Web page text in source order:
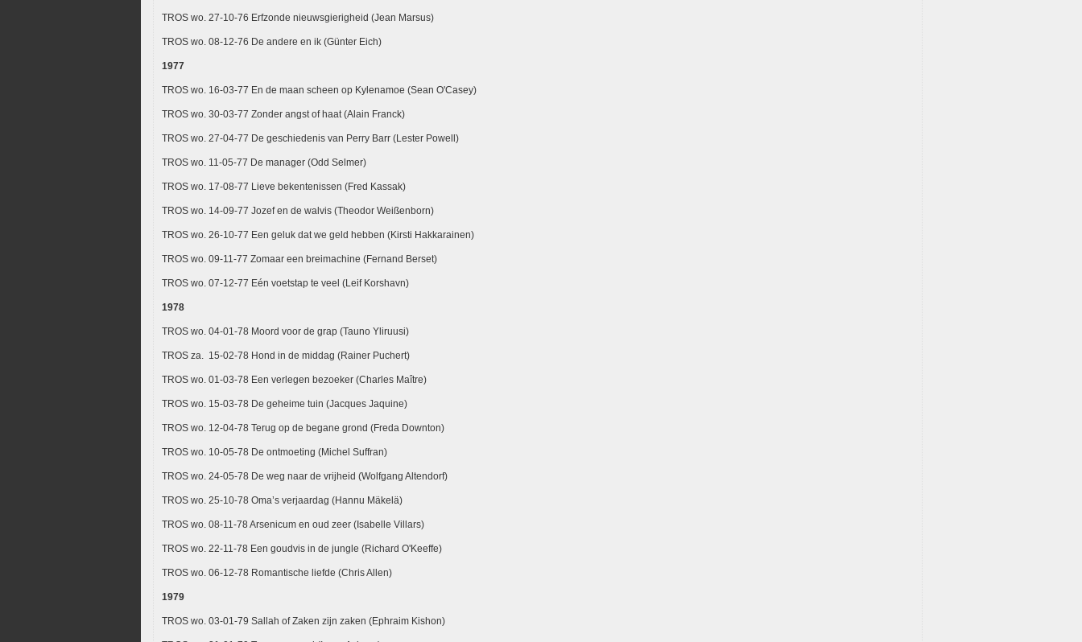
TROS wo. 27-10-76 Erfzonde nieuwsgierigheid (Jean Marsus)
TROS wo. 08-12-76 De andere en ik (Günter Eich)
1977
TROS wo. 16-03-77 En de maan scheen op Kylenamoe (Sean O'Casey)
TROS wo. 30-03-77 Zonder angst of haat (Alain Franck)
TROS wo. 27-04-77 De geschiedenis van Perry Barr (Lester Powell)
TROS wo. 11-05-77 De manager (Odd Selmer)
TROS wo. 17-08-77 Lieve bekentenissen (Fred Kassak)
TROS wo. 14-09-77 Jozef en de walvis (Theodor Weißenborn)
TROS wo. 26-10-77 Een geluk dat we geld hebben (Kirsti Hakkarainen)
TROS wo. 09-11-77 Zomaar een breimachine (Fernand Berset)
TROS wo. 07-12-77 Eén voetstap te veel (Leif Korshavn)
1978
TROS wo. 04-01-78 Moord voor de grap (Tauno Yliruusi)
TROS za. 15-02-78 Hond in de middag (Rainer Puchert)
TROS wo. 01-03-78 Een verlegen bezoeker (Charles Maître)
TROS wo. 15-03-78 De geheime tuin (Jacques Jaquine)
TROS wo. 12-04-78 Terug op de begane grond (Freda Downton)
TROS wo. 10-05-78 De ontmoeting (Michel Suffran)
TROS wo. 24-05-78 De weg naar de vrijheid (Wolfgang Altendorf)
TROS wo. 25-10-78 Oma’s verjaardag (Hannu Mäkelä)
TROS wo. 08-11-78 Arsenicum en oud zeer (Isabelle Villars)
TROS wo. 22-11-78 Een goudvis in de jungle (Richard O'Keeffe)
TROS wo. 06-12-78 Romantische liefde (Chris Allen)
1979
TROS wo. 03-01-79 Sallah of Zaken zijn zaken (Ephraim Kishon)